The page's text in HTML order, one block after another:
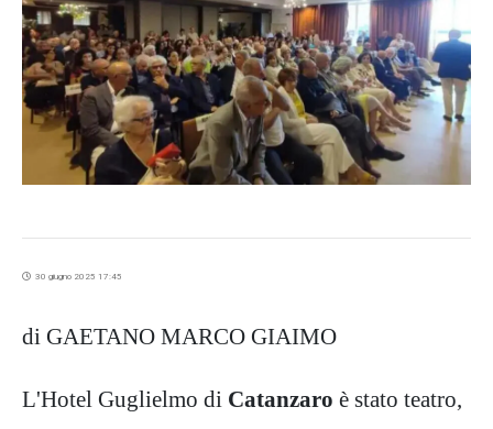
30 giugno 2025 17:45
di GAETANO MARCO GIAIMO
L'Hotel Guglielmo di Catanzaro è stato teatro,